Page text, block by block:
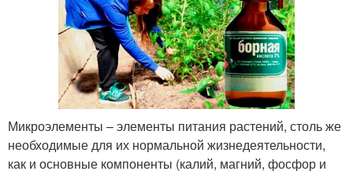
Микроэлементы – элементы питания растений, столь же
необходимые для их нормальной жизнедеятельности,
как и основные компоненты (калий, магний, фосфор и